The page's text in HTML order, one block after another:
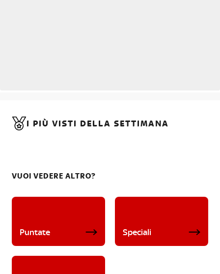
I PIÙ VISTI DELLA SETTIMANA
VUOI VEDERE ALTRO?
Puntate Speciali